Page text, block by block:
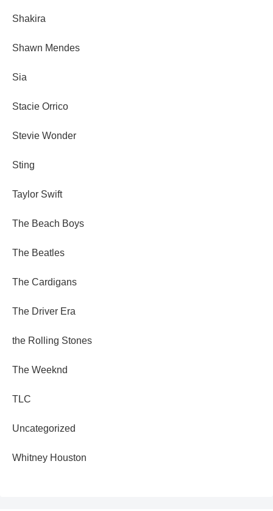
Shakira
Shawn Mendes
Sia
Stacie Orrico
Stevie Wonder
Sting
Taylor Swift
The Beach Boys
The Beatles
The Cardigans
The Driver Era
the Rolling Stones
The Weeknd
TLC
Uncategorized
Whitney Houston